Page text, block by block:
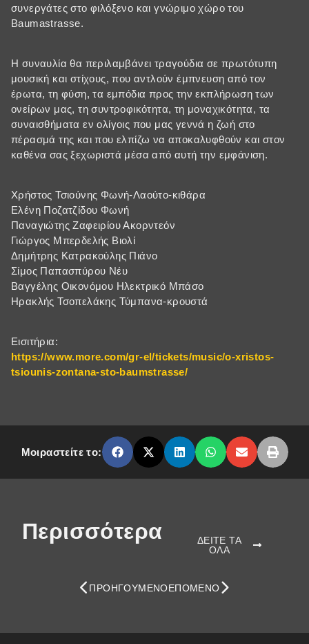
συνεργάτες στο φιλόξενο και γνώριμο χώρο του
Baumastrasse.
Η συναυλία θα περιλαμβάνει τραγούδια σε πρωτότυπη
μουσική και στίχους, που αντλούν έμπνευση από τον
έρωτα, τη φύση, τα εμπόδια προς την εκπλήρωση των
ονείρων μας, τη συντροφικότητα, τη μοναχικότητα, τα
συναισθήματα εν ολίγοις που μας γεννά η ζωή στο
πέρασμά της και που ελπίζω να αποκαλυφθούν και στον
καθένα σας ξεχωριστά μέσα από αυτή την εμφάνιση.
Χρήστος Τσιούνης Φωνή-Λαούτο-κιθάρα
Ελένη Ποζατζίδου Φωνή
Παναγιώτης Ζαφειρίου Ακορντεόν
Γιώργος Μπερδελής Βιολί
Δημήτρης Κατρακούλης Πιάνο
Σίμος Παπασπύρου Νέυ
Βαγγέλης Οικονόμου Ηλεκτρικό Μπάσο
Ηρακλής Τσοπελάκης Τύμπανα-κρουστά
Εισιτήρια:
https://www.more.com/gr-el/tickets/music/o-xristos-
tsiounis-zontana-sto-baumstrasse/
Μοιραστείτε το:
Περισσότερα
ΔΕΙΤΕ ΤΑ
ΟΛΑ
ΠΡΟΗΓΟΎΜΕΝΟΕΠΌΜΕΝΟ